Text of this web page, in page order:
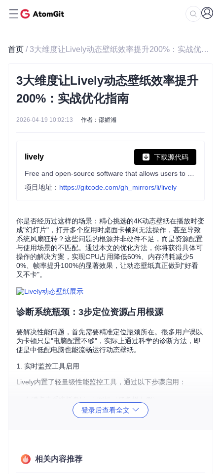
首页 / 3大维度让Lively动态壁纸效率提升200%：实战优化指南
3大维度让Lively动态壁纸效率提升
200%：实战优化指南
2026-04-19 10:02:13 作者：邵娇湘
lively 下载源代码
项目地址： https://gitcode.com/gh_mirrors/li/lively
你是否经历过这样的场景：精心挑选的4K动态壁纸在播放时变
成"幻灯片"，打开多个应用时桌面卡顿到无法操作，甚至导致
系统风扇狂转？这些问题的根源并非硬件不足，而是资源配置
与使用场景的不匹配。通过本文的优化方法，你将获得具体可
操作的解决方案，实现CPU占用降低60%、内存消耗减少5
0%、帧率提升100%的显著效果，让动态壁纸真正做到"好看
又不卡"。
诊断系统瓶颈：3步定位资源占用根源
要解决性能问题，首先需要精准定位瓶颈所在。很多用户误以
为卡顿只是"电脑配置不够"，实际上通过科学的诊断方法，即
使是中低配电脑也能流畅运行动态壁纸。
1. 实时监控工具启用
Lively内置了轻量级性能监控工具，通过以下步骤启用：
选择"性能监控"选项
勾选"显示实时性能面板"
ervice.cs 中的性能计数器实现。
登录后查看全文
相关内容推荐